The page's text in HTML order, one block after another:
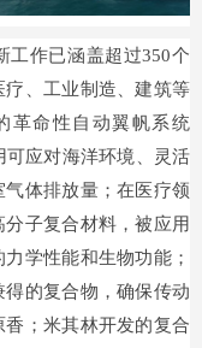
工作已涵盖超过350个
、工业制造、建筑等
革命性自动翼帆系统
可应对海洋环境、灵活
体排放量；在医疗领
子复合材料，被应用
学性能和生物功能；
的复合物，确保传动
；米其林开发的复合